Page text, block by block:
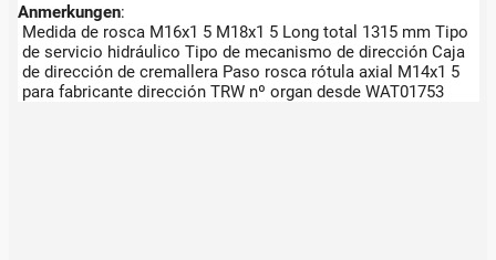
Anmerkungen:
Medida de rosca M16x1 5 M18x1 5 Long total 1315 mm Tipo
de servicio hidráulico Tipo de mecanismo de dirección Caja
de dirección de cremallera Paso rosca rótula axial M14x1 5
para fabricante dirección TRW nº organ desde WAT01753